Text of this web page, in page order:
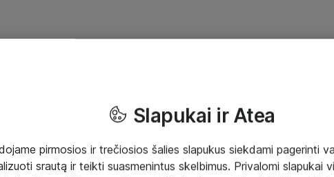
Slapukai ir Atea
pirmosios ir trečiosios šalies slapukus siekdami pagerinti
srautą ir teikti suasmenintus skelbimus. Privalomi slapukai